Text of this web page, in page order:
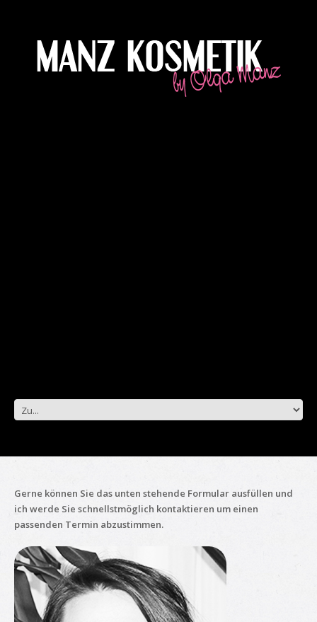
Gerne können Sie das unten stehende Formular ausfüllen und
ich werde Sie schnellstmöglich kontaktieren um einen
passenden Termin abzustimmen.